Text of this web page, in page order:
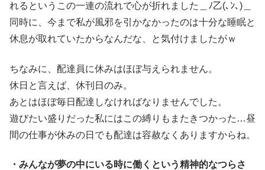
れるというこの一連の流れで心が折れました＿ﾉ乙(､ﾝ､)＿
同時に、今まで私が風邪を引かなかったのは十分な睡眠と
休息が取れていたからなんだな、と気付けましたがｗ
ちなみに、配達員に休みはほぼ与えられません。
休日と言えば、休刊日のみ。
あとはほぼ毎日配達しなければなりませんでした。
遊びたい盛りだった私にはこの縛りもまたきつかった…昼
間の仕事が休みの日でも配達は容赦なくありますからね。
・みんなが夢の中にいる時に働くという精神的なつらさ